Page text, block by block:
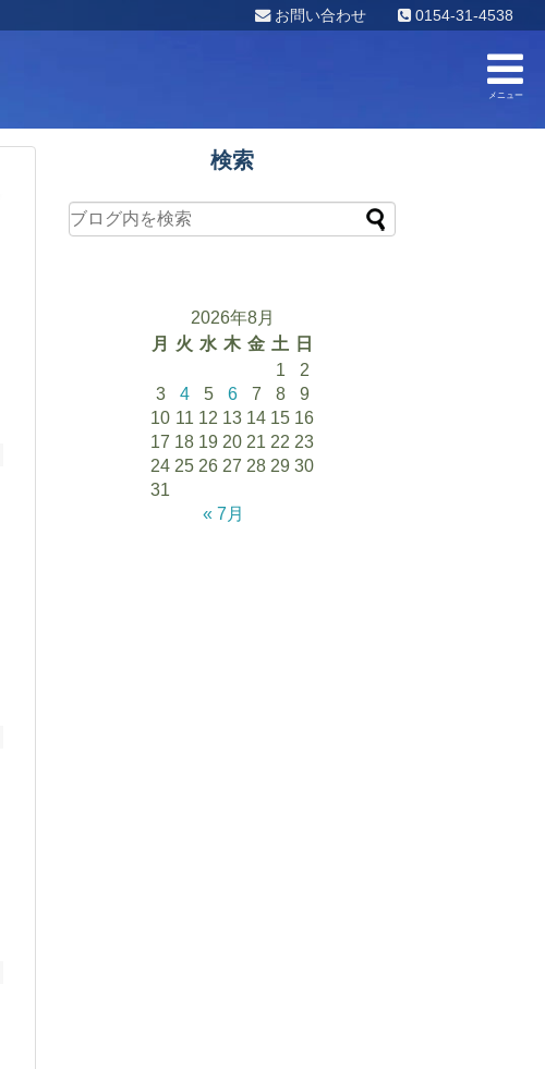
お問い合わせ 0154-31-4538
メニュー
検索
2026年8月
月
火 水 木 金 土
日
1
2
3
4 5 6 7 8
9
10 11 12 13 14 15 16
17 18 19 20 21 22 23
24 25 26 27 28 29 30
31
« 7月